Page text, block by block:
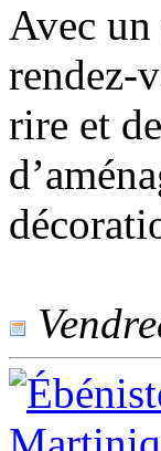
Avec
rendez-
rire et